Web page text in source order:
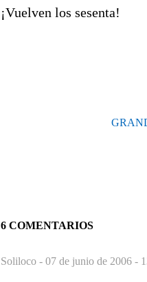
¡Vuelven los sesenta!
6 COMENTARIOS
Soliloco - 07 de junio de 2006 -